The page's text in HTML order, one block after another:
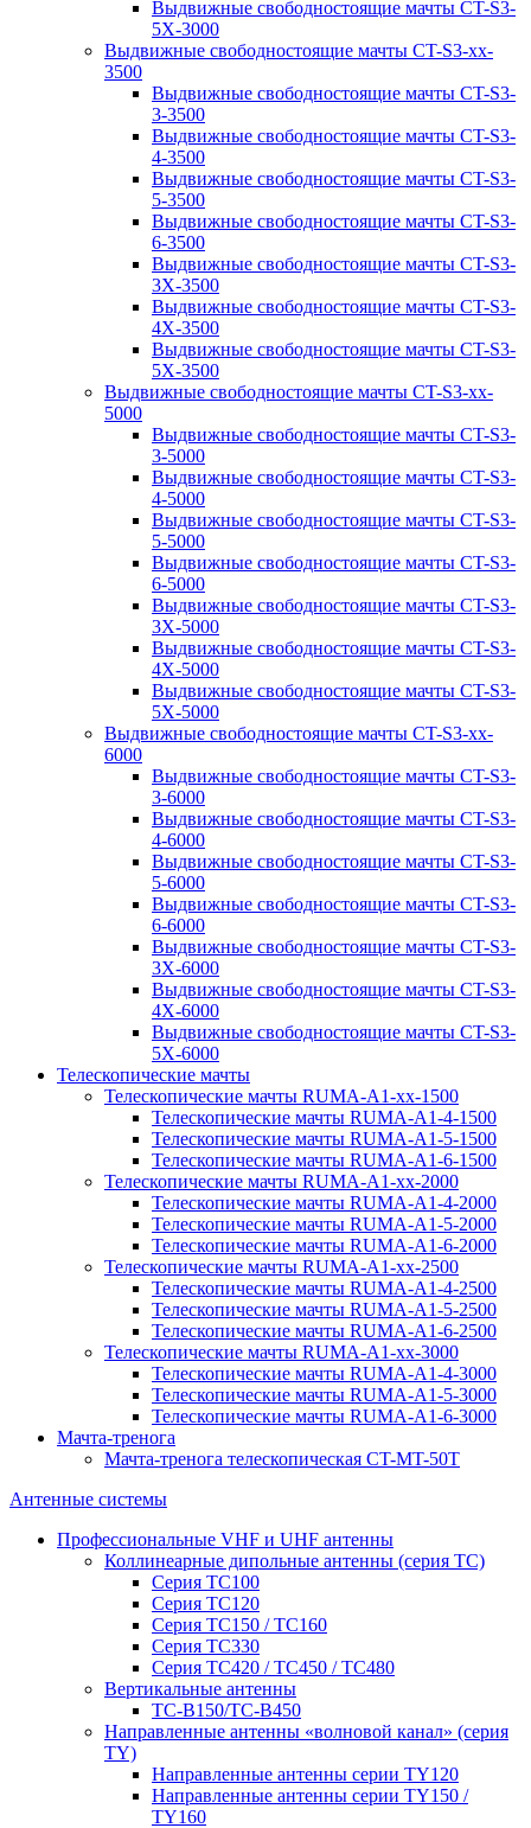
Выдвижные свободностоящие мачты CT-S3-
5X-3000
Выдвижные свободностоящие мачты CT-S3-xx-
3500
Выдвижные свободностоящие мачты CT-S3-
3-3500
Выдвижные свободностоящие мачты CT-S3-
4-3500
Выдвижные свободностоящие мачты CT-S3-
5-3500
Выдвижные свободностоящие мачты CT-S3-
6-3500
Выдвижные свободностоящие мачты CT-S3-
3X-3500
Выдвижные свободностоящие мачты CT-S3-
4X-3500
Выдвижные свободностоящие мачты CT-S3-
5X-3500
Выдвижные свободностоящие мачты CT-S3-xx-
5000
Выдвижные свободностоящие мачты CT-S3-
3-5000
Выдвижные свободностоящие мачты CT-S3-
4-5000
Выдвижные свободностоящие мачты CT-S3-
5-5000
Выдвижные свободностоящие мачты CT-S3-
6-5000
Выдвижные свободностоящие мачты CT-S3-
3X-5000
Выдвижные свободностоящие мачты CT-S3-
4X-5000
Выдвижные свободностоящие мачты CT-S3-
5X-5000
Выдвижные свободностоящие мачты CT-S3-xx-
6000
Выдвижные свободностоящие мачты CT-S3-
3-6000
Выдвижные свободностоящие мачты CT-S3-
4-6000
Выдвижные свободностоящие мачты CT-S3-
5-6000
Выдвижные свободностоящие мачты CT-S3-
6-6000
Выдвижные свободностоящие мачты CT-S3-
3X-6000
Выдвижные свободностоящие мачты CT-S3-
4X-6000
Выдвижные свободностоящие мачты CT-S3-
5X-6000
Телескопические мачты
Телескопические мачты RUMA-A1-xx-1500
Телескопические мачты RUMA-A1-4-1500
Телескопические мачты RUMA-A1-5-1500
Телескопические мачты RUMA-A1-6-1500
Телескопические мачты RUMA-A1-xx-2000
Телескопические мачты RUMA-A1-4-2000
Телескопические мачты RUMA-A1-5-2000
Телескопические мачты RUMA-A1-6-2000
Телескопические мачты RUMA-A1-xx-2500
Телескопические мачты RUMA-A1-4-2500
Телескопические мачты RUMA-A1-5-2500
Телескопические мачты RUMA-A1-6-2500
Телескопические мачты RUMA-A1-xx-3000
Телескопические мачты RUMA-A1-4-3000
Телескопические мачты RUMA-A1-5-3000
Телескопические мачты RUMA-A1-6-3000
Мачта-тренога
Мачта-тренога телескопическая CT-MT-50T
Антенные системы
Профессиональные VHF и UHF антенны
Коллинеарные дипольные антенны (серия ТС)
Серия ТС100
Серия ТC120
Серия ТС150 / ТС160
Серия ТС330
Серия ТС420 / ТС450 / ТС480
Вертикальные антенны
ТС-В150/ТС-В450
Направленные антенны «волновой канал» (серия
ТY)
Направленные антенны серии ТY120
Направленные антенны серии ТY150 /
ТY160